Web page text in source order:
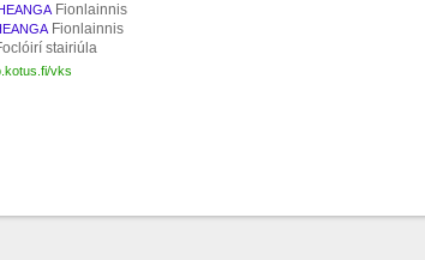
Fionlainnis
Fionlainnis
stairiúla
vks